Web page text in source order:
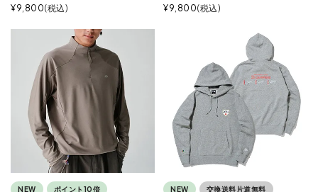
¥9,800 税込
¥9,800 税込
NEW ポイント10倍 NEW 交換送料片道無料